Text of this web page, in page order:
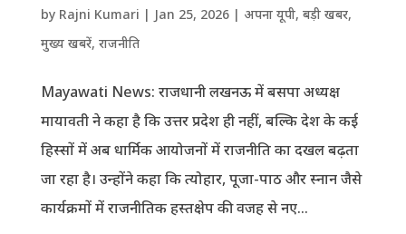
by Rajni Kumari | Jan 25, 2026| अपना यूपी, बड़ी खबर,
मुख्य खबरें, राजनीति
Mayawati News: राजधानी लखनऊ में बसपा अध्यक्ष
मायावती ने कहा है कि उत्तर प्रदेश ही नहीं, बल्कि देश के कई
हिस्सों में अब धार्मिक आयोजनों में राजनीति का दखल बढ़ता
जा रहा है। उन्होंने कहा कि त्योहार, पूजा-पाठ और स्नान जैसे
कार्यक्रमों में राजनीतिक हस्तक्षेप की वजह से नए...